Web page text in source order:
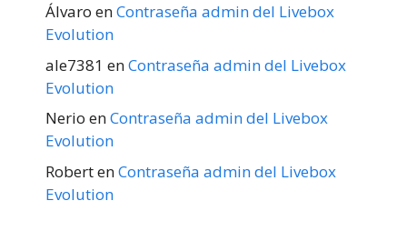
Álvaro enContraseña admin del Livebox
Evolution
ale7381 enContraseña admin del Livebox
Evolution
Nerio enContraseña admin del Livebox
Evolution
RobertenContraseña admin del Livebox
Evolution